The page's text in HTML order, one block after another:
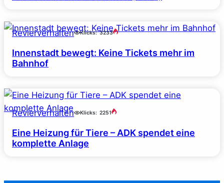
Revierverhalten Klicks: 3233
Innenstadt bewegt: Keine Tickets mehr im
Bahnhof
Revierverhalten Klicks: 2251
Eine Heizung für Tiere – ADK spendet eine
komplette Anlage